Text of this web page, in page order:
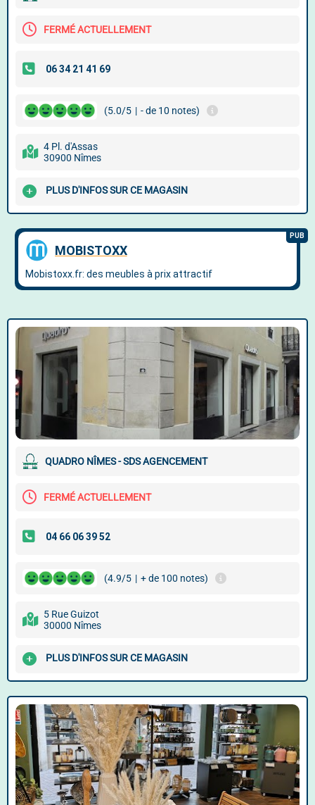
FERMÉ ACTUELLEMENT
(5.0/5 | - de 10 notes)
4 Pl. d'Assas
30900 Nîmes
PLUS D'INFOS SUR CE MAGASIN
QUADRO NÎMES - SDS AGENCEMENT
FERMÉ ACTUELLEMENT
(4.9/5 | + de 100 notes)
5 Rue Guizot
30000 Nîmes
PLUS D'INFOS SUR CE MAGASIN